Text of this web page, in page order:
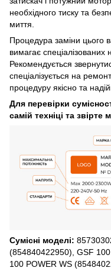
необхідного тиску та
миття.
Процедура заміни цього
вимагає спеціалізованих
Рекомендується
спеціалізується на
процедуру якісно та
Для перевірки
самій техніці та
Сумісні моделі:
(854840422950), GSF
100 POWER WS